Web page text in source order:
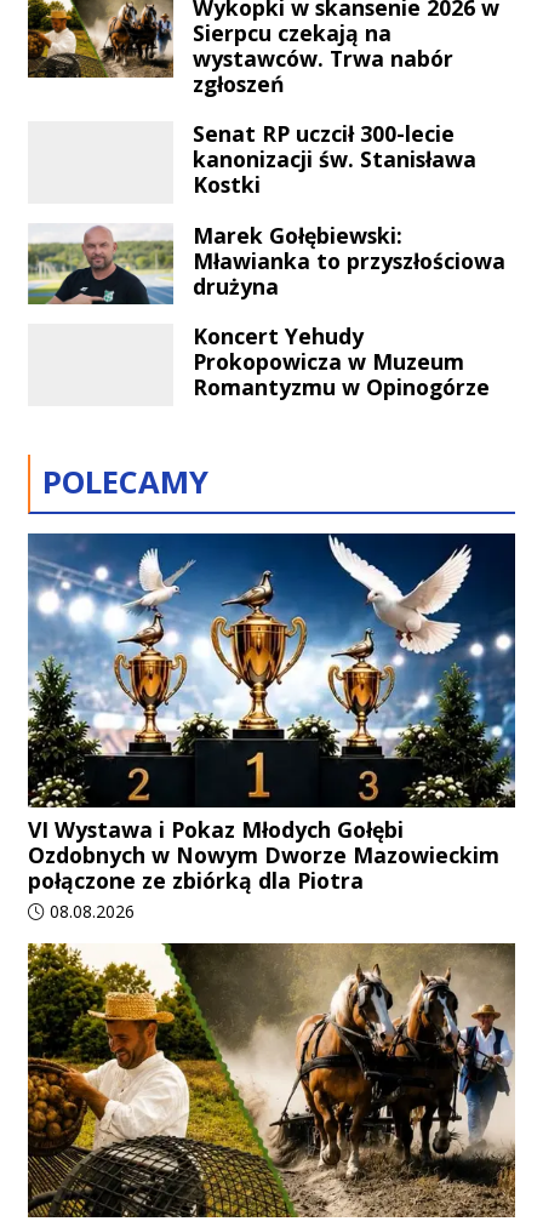
oraz liczne odwołane kursy, co
bezpośrednio dotyka mieszkańców
naszego regionu.
Wykopki w skansenie 2026 w
Sierpcu czekają na
wystawców. Trwa nabór
zgłoszeń
Senat RP uczcił 300-lecie
kanonizacji św. Stanisława
Kostki
Marek Gołębiewski:
Mławianka to przyszłościowa
drużyna
Koncert Yehudy
Prokopowicza w Muzeum
Romantyzmu w Opinogórze
POLECAMY
VI Wystawa i Pokaz Młodych Gołębi
Ozdobnych w Nowym Dworze Mazowieckim
połączone ze zbiórką dla Piotra
Data dodania artykułu:
08.08.2026